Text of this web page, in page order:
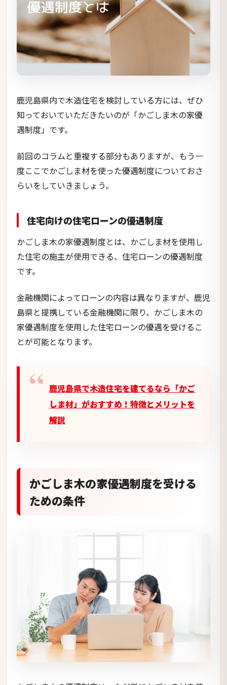
鹿児島県内で木造住宅を検討している方には、ぜひ
知っておいていただきたいのが「かごしま木の家優
遇制度」です。
前回のコラムと重複する部分もありますが、もう一
度ここでかごしま材を使った優遇制度についておさ
らいをしていきましょう。
住宅向けの住宅ローンの優遇制度
かごしま木の家優遇制度とは、かごしま材を使用し
た住宅の施主が使用できる、住宅ローンの優遇制度
です。
金融機関によってローンの内容は異なりますが、鹿児
島県と提携している金融機関に限り、かごしま木の
家優遇制度を使用した住宅ローンの優遇を受けるこ
とが可能となります。
鹿児島県で木造住宅を建てるなら「かご
しま材」がおすすめ！特徴とメリットを
解説
かごしま木の家優遇制度を受ける
ための条件